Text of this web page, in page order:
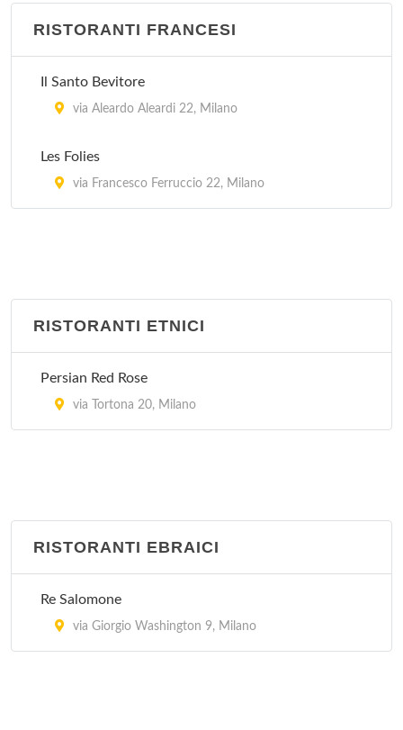
via Rutilia 16, Milano
RISTORANTI FRANCESI
Il Santo Bevitore
via Aleardo Aleardi 22, Milano
Les Folies
via Francesco Ferruccio 22, Milano
RISTORANTI ETNICI
Persian Red Rose
via Tortona 20, Milano
RISTORANTI EBRAICI
Re Salomone
via Giorgio Washington 9, Milano